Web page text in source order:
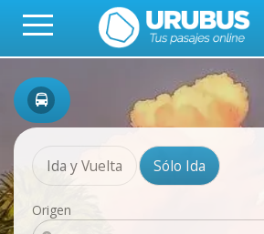
Ida y Vuelta Sólo Ida
Origen